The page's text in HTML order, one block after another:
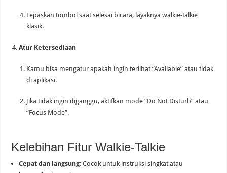
Lepaskan tombol saat selesai bicara, layaknya walkie-talkie
klasik.
Atur Ketersediaan
Kamu bisa mengatur apakah ingin terlihat “Available” atau tidak
di aplikasi.
Jika tidak ingin diganggu, aktifkan mode “Do Not Disturb” atau
“Focus Mode”.
Kelebihan Fitur Walkie-Talkie
Cepat dan langsung: Cocok untuk instruksi singkat atau